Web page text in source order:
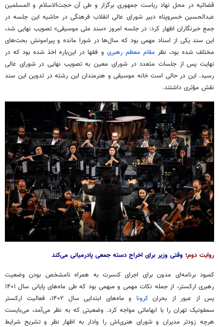
قضائیه در محل نهاد ریاست جمهوری برگزار و طی آن حجت‌الاسلام و المسلمین
عبدالحسین خسروپناه دبیر شورای عالی انقلاب فرهنگی در حاشیه این جلسه در
جمع خبرنگاران اظهار کرد: در جلسه امروز «سند ملی موسیقی» تصویب نهایی شد،
این سند یکی از اسناد مهمی بود که سال‌ها در شورا مانده و پیرامونش بحث‌های
مختلف شده بود، نظر مقام معظم رهبری و فقها در این‌بارهاخذ شده بود که در
نهایت پس از جلسات متعدد در شورای معین به تصویب نهایی در شورای عالی
رسید. این در حالی است خانه موسیقی و هنرمندان این رشته در تدوین این سند
نقش مؤثری داشتند.
روایت دوم؛ وقتی وزیر برای اخراج دسته جمعی پادرمیانی می‌کند
کمبود برنامه‌ای مدون برای اجرای کنسرت به همراه نامشخص بودن وضعیت
رهبری ارکستر، از جمله نکات مهمی و مبهمی بود که طی ماه‌های پایانی سال ۱۴۰۱
پس از عبور از بحران کرونا
و ماه‌های ابتدایی سال ۱۴۰۲، فعالیت ارکستر
سمفونیک تهران را با ابهاماتی مواجه کرد. وضعیتی که به نظر می‌آمد، می‌بایست
هرچه زودتر مدیران و شورای هنری‌اش را وادار به اظهار نظر و تشریح شرایط